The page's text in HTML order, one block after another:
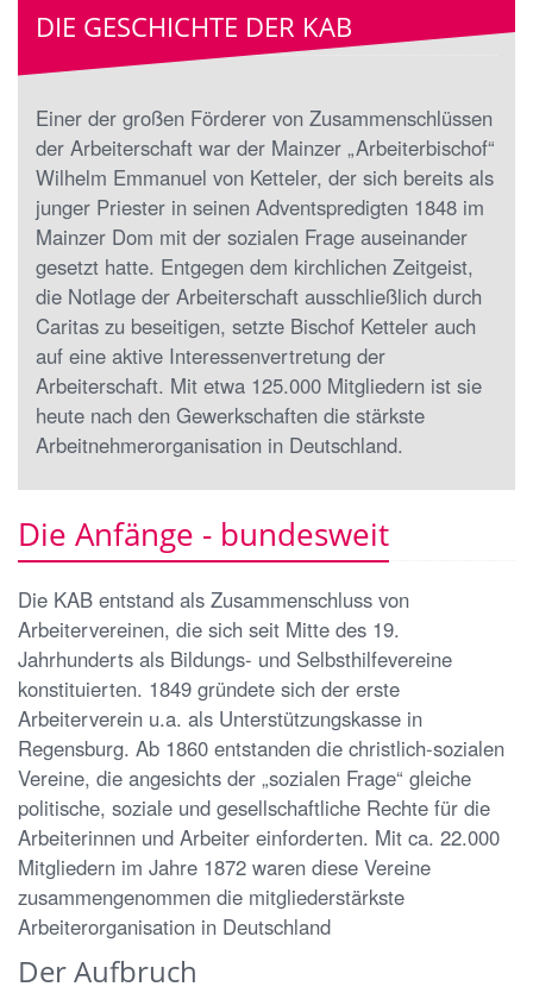
DIE GESCHICHTE DER KAB
Einer der großen Förderer von Zusammenschlüssen
der Arbeiterschaft war der Mainzer „Arbeiterbischof“
Wilhelm Emmanuel von Ketteler, der sich bereits als
junger Priester in seinen Adventspredigten 1848 im
Mainzer Dom mit der sozialen Frage auseinander
gesetzt hatte. Entgegen dem kirchlichen Zeitgeist,
die Notlage der Arbeiterschaft ausschließlich durch
Caritas zu beseitigen, setzte Bischof Ketteler auch
auf eine aktive Interessenvertretung der
Arbeiterschaft. Mit etwa 125.000 Mitgliedern ist sie
heute nach den Gewerkschaften die stärkste
Arbeitnehmerorganisation in Deutschland.
Die Anfänge - bundesweit
Die KAB entstand als Zusammenschluss von
Arbeitervereinen, die sich seit Mitte des 19.
Jahrhunderts als Bildungs- und Selbsthilfevereine
konstituierten. 1849 gründete sich der erste
Arbeiterverein u.a. als Unterstützungskasse in
Regensburg. Ab 1860 entstanden die christlich-sozialen
Vereine, die angesichts der „sozialen Frage“ gleiche
politische, soziale und gesellschaftliche Rechte für die
Arbeiterinnen und Arbeiter einforderten. Mit ca. 22.000
Mitgliedern im Jahre 1872 waren diese Vereine
zusammengenommen die mitgliederstärkste
Arbeiterorganisation in Deutschland
Der Aufbruch